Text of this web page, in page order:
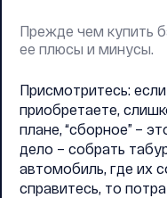
Прежде чем купить
ее плюсы и минусы.
Присмотритесь:
приобретаете,
плане, “сборное” –
дело – собрать
автомобиль, где их
справитесь, то